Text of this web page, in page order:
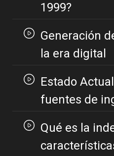
1999?
Generación
la era digital
Estado
fuentes de
Qué es la